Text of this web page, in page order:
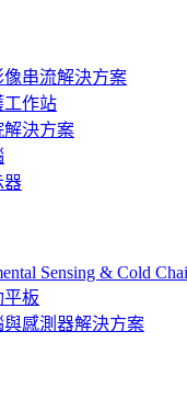
像串流解決方案
工作站
解決方案
器
Sensing & Cold
平板
與感測器解決方案